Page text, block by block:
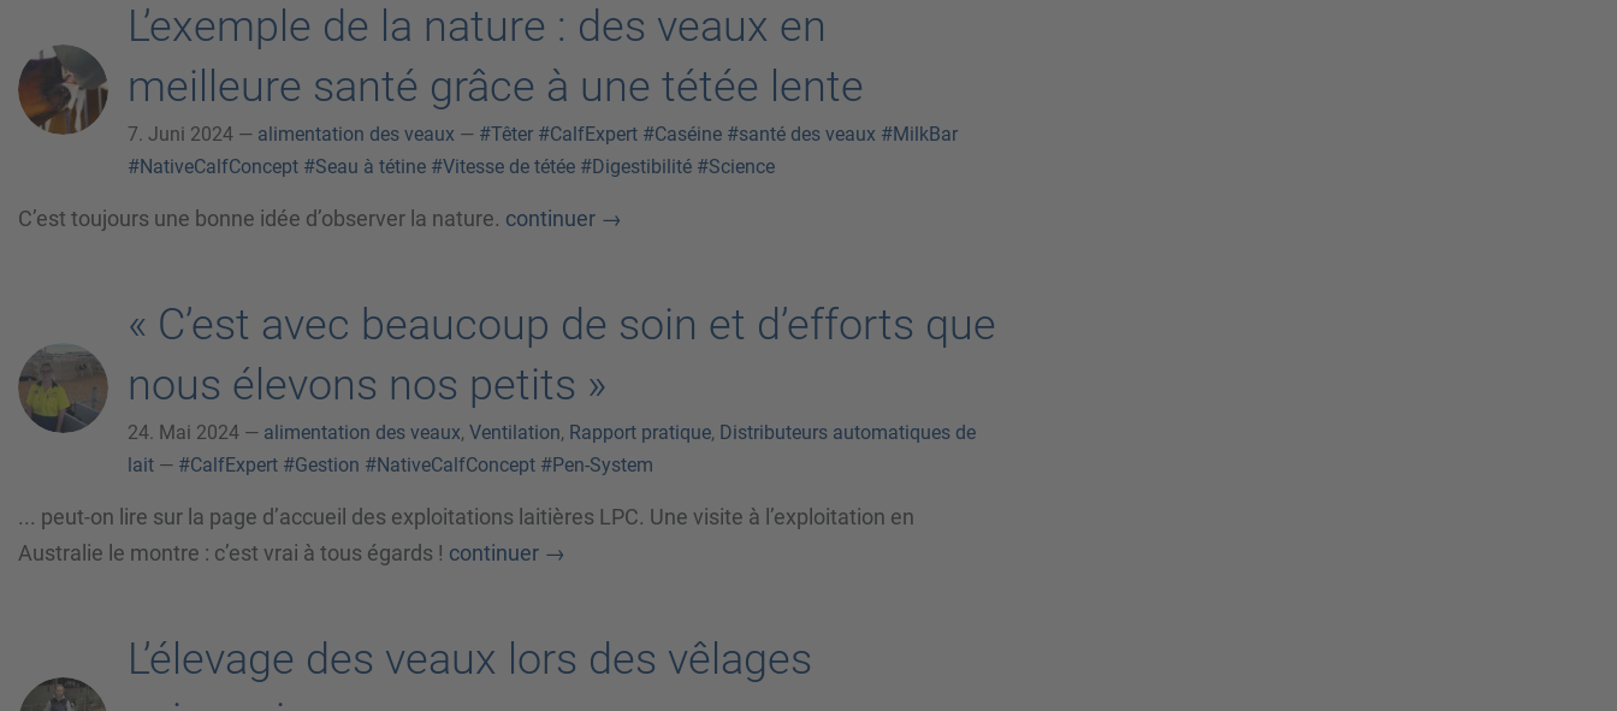
L’exemple de la nature : des veaux en
meilleure santé grâce à une tétée lente
7. Juni 2024 — alimentation des veaux — #Têter #CalfExpert #Caséine #santé des veaux #MilkBar
#NativeCalfConcept #Seau à tétine #Vitesse de tétée #Digestibilité #Science
C’est toujours une bonne idée d’observer la nature. continuer →
« C’est avec beaucoup de soin et d’efforts que
nous élevons nos petits »
24. Mai 2024 — alimentation des veaux, Ventilation, Rapport pratique, Distributeurs automatiques de
lait — #CalfExpert #Gestion #NativeCalfConcept #Pen-System
... peut-on lire sur la page d’accueil des exploitations laitières LPC. Une visite à l’exploitation en
Australie le montre : c’est vrai à tous égards ! continuer →
L’élevage des veaux lors des vêlages